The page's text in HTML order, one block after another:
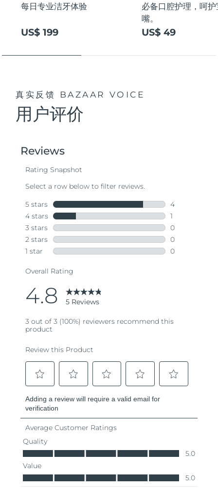
每日专业洁牙体验
US$ 199
必备口腔护理，呵
嘴。
US$ 49
真实反馈 BAZAAR VOICE
用户评价